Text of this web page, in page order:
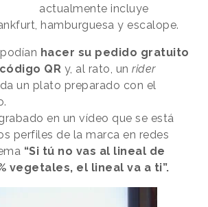
actualmente incluye
hamburguesa y escalope.
hacer su pedido gratuito
QR y, al rato, un rider
un plato preparado con el
en un vídeo que se está
perfiles de la marca en redes
“Si tú no vas al lineal de
vegetales, el lineal va a ti”.